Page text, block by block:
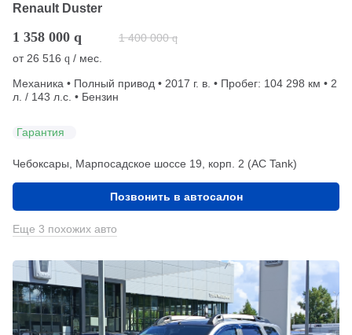
Renault Duster
1 358 000 q 1 400 000 q
от 26 516 q / мес.
Механика • Полный привод • 2017 г. в. • Пробег: 104 298 км • 2
л. / 143 л.с. • Бензин
Гарантия
Чебоксары, Марпосадское шоссе 19, корп. 2 (АС Tank)
Позвонить в автосалон
Еще 3 похожих авто